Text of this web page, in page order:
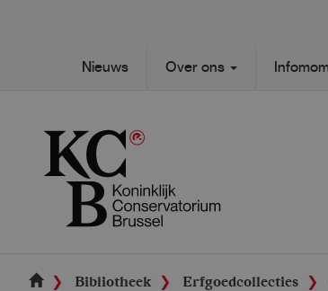
Secondary
navigation
Nieuws Over ons
navigation
Bibliotheek Erfgoedcollecties